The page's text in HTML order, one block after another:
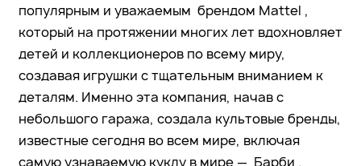
популярным и уважаемым брендом Mattel ,
который на протяжении многих лет вдохновляет
детей и коллекционеров по всему миру,
создавая игрушки с тщательным вниманием к
деталям. Именно эта компания, начав с
небольшого гаража, создала культовые бренды,
известные сегодня во всем мире, включая
самую узнаваемую куклу в мире — Барби .